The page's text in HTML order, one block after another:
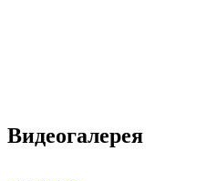
Видеогалерея